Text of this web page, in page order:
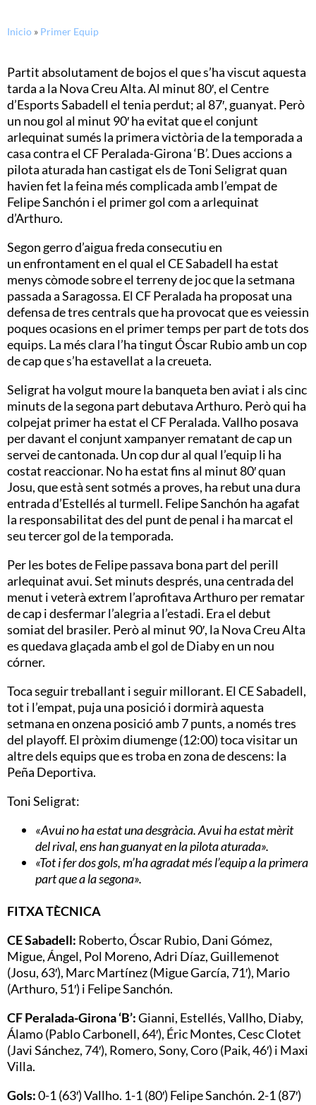
Inicio » Primer Equip
Partit absolutament de bojos el que s’ha viscut aquesta
tarda a la Nova Creu Alta. Al minut 80′, el Centre
d’Esports Sabadell el tenia perdut; al 87′, guanyat. Però
un nou gol al minut 90′ ha evitat que el conjunt
arlequinat sumés la primera victòria de la temporada a
casa contra el CF Peralada-Girona ‘B’. Dues accions a
pilota aturada han castigat els de Toni Seligrat quan
havien fet la feina més complicada amb l’empat de
Felipe Sanchón i el primer gol com a arlequinat
d’Arthuro.
Segon gerro d’aigua freda consecutiu en
un enfrontament en el qual el CE Sabadell ha estat
menys còmode sobre el terreny de joc que la setmana
passada a Saragossa. El CF Peralada ha proposat una
defensa de tres centrals que ha provocat que es veiessin
poques ocasions en el primer temps per part de tots dos
equips. La més clara l’ha tingut Óscar Rubio amb un cop
de cap que s’ha estavellat a la creueta.
Seligrat ha volgut moure la banqueta ben aviat i als cinc
minuts de la segona part debutava Arthuro. Però qui ha
colpejat primer ha estat el CF Peralada. Vallho posava
per davant el conjunt xampanyer rematant de cap un
servei de cantonada. Un cop dur al qual l’equip li ha
costat reaccionar. No ha estat fins al minut 80′ quan
Josu, que està sent sotmés a proves, ha rebut una dura
entrada d’Estellés al turmell. Felipe Sanchón ha agafat
la responsabilitat des del punt de penal i ha marcat el
seu tercer gol de la temporada.
Per les botes de Felipe passava bona part del perill
arlequinat avui. Set minuts després, una centrada del
menut i veterà extrem l’aprofitava Arthuro per rematar
de cap i desfermar l’alegria a l’estadi. Era el debut
somiat del brasiler. Però al minut 90′, la Nova Creu Alta
es quedava glaçada amb el gol de Diaby en un nou
córner.
Toca seguir treballant i seguir millorant. El CE Sabadell,
tot i l’empat, puja una posició i dormirà aquesta
setmana en onzena posició amb 7 punts, a només tres
del playoff. El pròxim diumenge (12:00) toca visitar un
altre dels equips que es troba en zona de descens: la
Peña Deportiva.
Toni Seligrat:
«Avui no ha estat una desgràcia. Avui ha estat mèrit
del rival, ens han guanyat en la pilota aturada».
«Tot i fer dos gols, m’ha agradat més l’equip a la primera
part que a la segona».
FITXA TÈCNICA
CE Sabadell: Roberto, Óscar Rubio, Dani Gómez,
Migue, Ángel, Pol Moreno, Adri Díaz, Guillemenot
(Josu, 63′), Marc Martínez (Migue García, 71′), Mario
(Arthuro, 51′) i Felipe Sanchón.
CF Peralada-Girona ‘B’:Gianni, Estellés, Vallho, Diaby,
Álamo (Pablo Carbonell, 64′), Éric Montes, Cesc Clotet
(Javi Sánchez, 74′), Romero, Sony, Coro (Paik, 46′) i Maxi
Villa.
Gols:0-1 (63′) Vallho. 1-1 (80′) Felipe Sanchón. 2-1 (87′)